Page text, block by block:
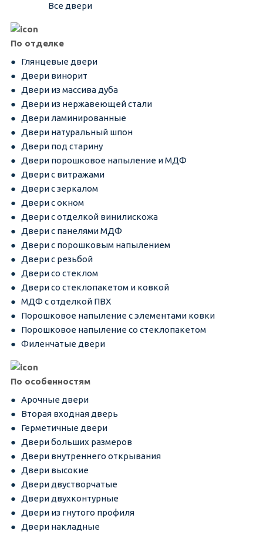
Все двери
По отделке
Глянцевые двери
Двери винорит
Двери из массива дуба
Двери из нержавеющей стали
Двери ламинированные
Двери натуральный шпон
Двери под старину
Двери порошковое напыление и МДФ
Двери с витражами
Двери с зеркалом
Двери с окном
Двери с отделкой винилискожа
Двери с панелями МДФ
Двери с порошковым напылением
Двери с резьбой
Двери со стеклом
Двери со стеклопакетом и ковкой
МДФ с отделкой ПВХ
Порошковое напыление с элементами ковки
Порошковое напыление со стеклопакетом
Филенчатые двери
По особенностям
Арочные двери
Вторая входная дверь
Герметичные двери
Двери больших размеров
Двери внутреннего открывания
Двери высокие
Двери двустворчатые
Двери двухконтурные
Двери из гнутого профиля
Двери накладные